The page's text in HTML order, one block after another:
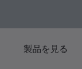
製品を見る